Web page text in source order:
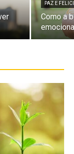
PAZ E
Como a